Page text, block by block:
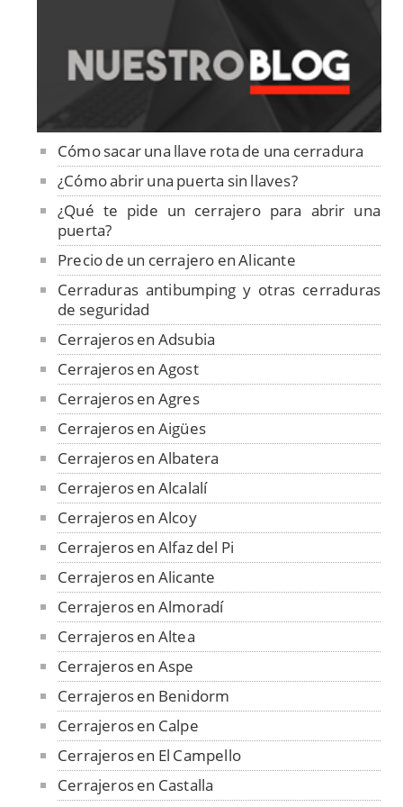
Cómo sacar una llave rota de una cerradura
¿Cómo abrir una puerta sin llaves?
¿Qué te pide un cerrajero para abrir una
puerta?
Precio de un cerrajero en Alicante
Cerraduras antibumping y otras cerraduras
de seguridad
Cerrajeros en Adsubia
Cerrajeros en Agost
Cerrajeros en Agres
Cerrajeros en Aigües
Cerrajeros en Albatera
Cerrajeros en Alcalalí
Cerrajeros en Alcoy
Cerrajeros en Alfaz del Pi
Cerrajeros en Alicante
Cerrajeros en Almoradí
Cerrajeros en Altea
Cerrajeros en Aspe
Cerrajeros en Benidorm
Cerrajeros en Calpe
Cerrajeros en El Campello
Cerrajeros en Castalla